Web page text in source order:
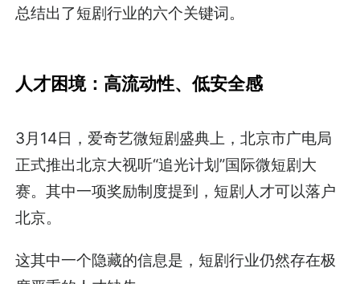
总结出了短剧行业的六个关键词。
人才困境：高流动性、低安全感
3月14日，爱奇艺微短剧盛典上，北京市广电局
正式推出北京大视听“追光计划”国际微短剧大
赛。其中一项奖励制度提到，短剧人才可以落户
北京。
这其中一个隐藏的信息是，短剧行业仍然存在极